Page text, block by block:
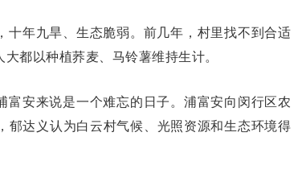
年九旱、生态脆弱。前几年，村里找不到合适
都以种植荞麦、马铃薯维持生计。
安来说是一个难忘的日子。浦富安向闵行区农
郁达义认为白云村气候、光照资源和生态环境得